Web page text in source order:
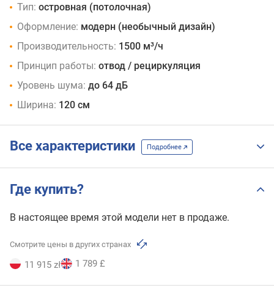
Тип: островная (потолочная)
Оформление: модерн (необычный дизайн)
Производительность: 1500 м³/ч
Принцип работы: отвод / рециркуляция
Уровень шума: до 64 дБ
Ширина: 120 см
Все характеристики Подробнее
Где купить?
В настоящее время этой модели нет в продаже.
Смотрите цены в других странах
11 915 zł 1 789 £